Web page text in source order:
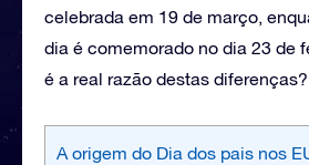
celebrada em 19 de março,
dia é comemorado no dia 23 de
é a real razão destas diferenças?
A origem do Dia dos pais nos